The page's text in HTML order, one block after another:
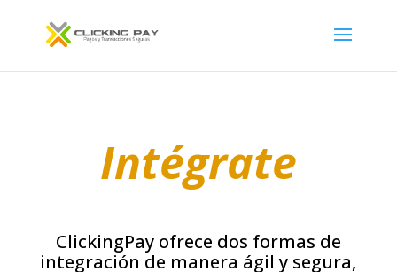
Intégrate
ClickingPay ofrece dos formas de
integración de manera ágil y segura,